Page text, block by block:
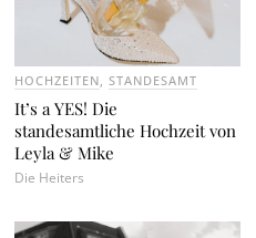
HOCHZEITEN ,STANDESAMT
It’s a YES! Die
standesamtliche Hochzeit von
Leyla & Mike
Die Heiters